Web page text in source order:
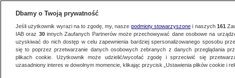
Dbamy o Twoją prywatność
Jeśli użytkownik wyrazi na to zgodę, my, nasze podmioty stowarzyszonei naszych 161
IAB oraz 30innych Zaufanych Partnerów może przechowywać dane osobowe na
uzyskiwać do nich dostęp w celu zapewnienia bardziej spersonalizowanego sposobu
się to poprzez przetwarzanie danych osobowych zebranych z danych przeglądania
plikach cookie. Użytkownik może udzielić/wycofać zgodę i sprzeciwić się
uzasadniony interes w dowolnym momencie, klikając przycisk „Ustawienia plików cookie i